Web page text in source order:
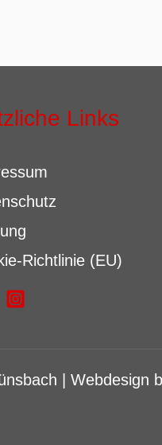
Links
Richtlinie (EU)
| Webdesign